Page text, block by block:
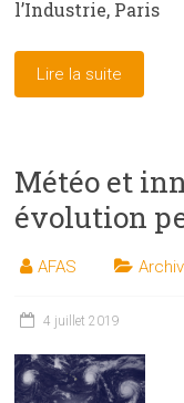
l’Industrie, Paris
Lire la suite
Météo et
évolution
AFAS
4 juillet 2019